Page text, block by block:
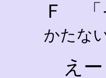
Ｆ 「
かたな
え